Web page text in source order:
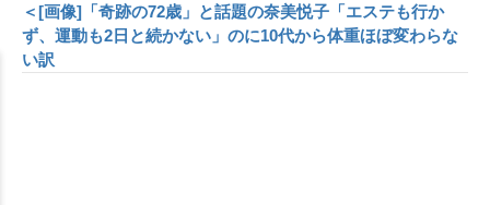
＜[画像]「奇跡の72歳」と話題の奈美悦子「エステも行か
ず、運動も2日と続かない」のに10代から体重ほぼ変わらな
い訳